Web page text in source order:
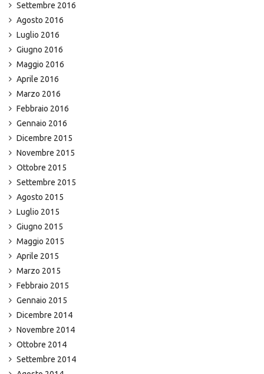
Settembre 2016
Agosto 2016
Luglio 2016
Giugno 2016
Maggio 2016
Aprile 2016
Marzo 2016
Febbraio 2016
Gennaio 2016
Dicembre 2015
Novembre 2015
Ottobre 2015
Settembre 2015
Agosto 2015
Luglio 2015
Giugno 2015
Maggio 2015
Aprile 2015
Marzo 2015
Febbraio 2015
Gennaio 2015
Dicembre 2014
Novembre 2014
Ottobre 2014
Settembre 2014